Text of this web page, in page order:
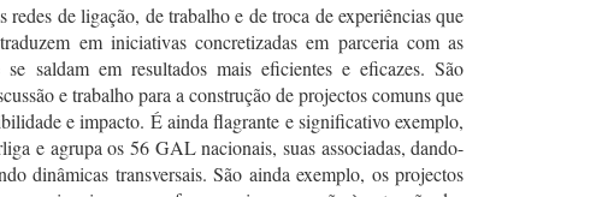
redes de ligação, de trabalho e de troca de experiências que
em iniciativas concretizadas em parceria com as
se saldam em resultados mais eficientes e eficazes. São
e trabalho para a construção de projectos comuns que
e impacto. É ainda flagrante e significativo exemplo,
e agrupa os 56 GAL nacionais, suas associadas, dando-
dinâmicas transversais. São ainda exemplo, os projectos